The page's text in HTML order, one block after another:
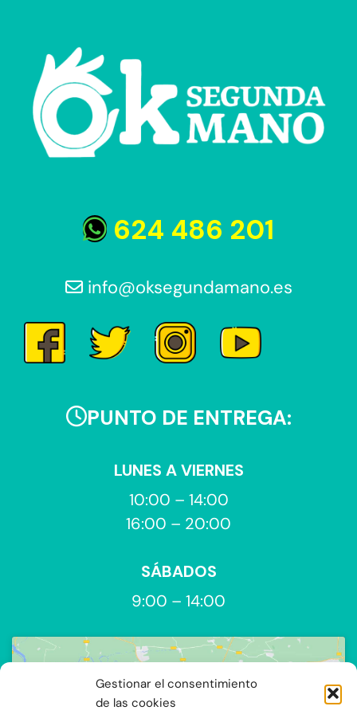
Gestionar el consentimiento
de las cookies
624 486 201
info@oksegundamano.es
PUNTO DE ENTREGA:
LUNES A VIERNES
10:00 – 14:00
16:00 – 20:00
SÁBADOS
9:00 – 14:00